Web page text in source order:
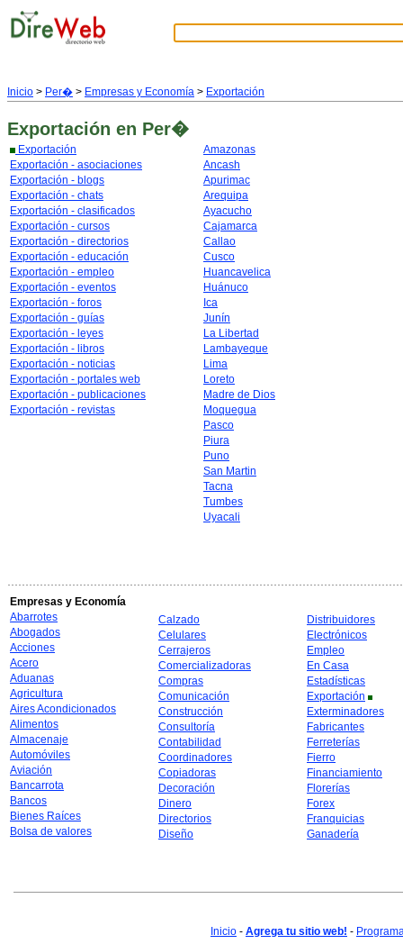
Inicio > Per� > Empresas y Economía > Exportación
Exportación en Per�
Exportación
Exportación - asociaciones
Exportación - blogs
Exportación - chats
Exportación - clasificados
Exportación - cursos
Exportación - directorios
Exportación - educación
Exportación - empleo
Exportación - eventos
Exportación - foros
Exportación - guías
Exportación - leyes
Exportación - libros
Exportación - noticias
Exportación - portales web
Exportación - publicaciones
Exportación - revistas
Amazonas
Ancash
Apurimac
Arequipa
Ayacucho
Cajamarca
Callao
Cusco
Huancavelica
Huánuco
Ica
Junín
La Libertad
Lambayeque
Lima
Loreto
Madre de Dios
Moquegua
Pasco
Piura
Puno
San Martin
Tacna
Tumbes
Uyacali
Empresas y Economía
Abarrotes
Abogados
Acciones
Acero
Aduanas
Agricultura
Aires Acondicionados
Alimentos
Almacenaje
Automóviles
Aviación
Bancarrota
Bancos
Bienes Raíces
Bolsa de valores
Calzado
Celulares
Cerrajeros
Comercializadoras
Compras
Comunicación
Construcción
Consultoría
Contabilidad
Coordinadores
Copiadoras
Decoración
Dinero
Directorios
Diseño
Distribuidores
Electrónicos
Empleo
En Casa
Estadísticas
Exportación
Exterminadores
Fabricantes
Ferreterías
Fierro
Financiamiento
Florerías
Forex
Franquicias
Ganadería
Inicio - Agrega tu sitio web! -